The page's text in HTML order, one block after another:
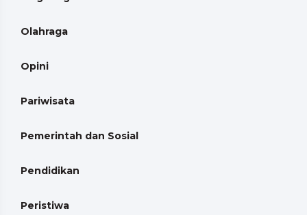
Olahraga
Opini
Pariwisata
Pemerintah dan Sosial
Pendidikan
Peristiwa